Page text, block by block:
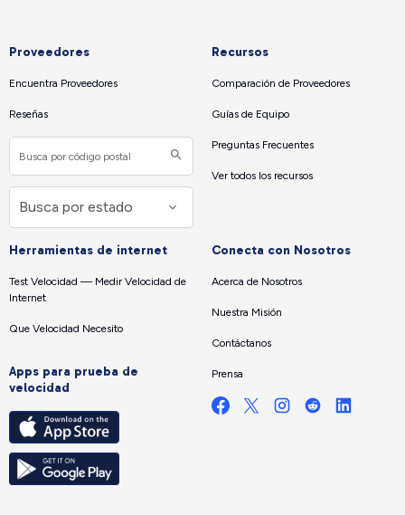
Proveedores
Encuentra Proveedores
Reseñas
Recursos
Comparación de Proveedores
Guías de Equipo
Preguntas Frecuentes
Ver todos los recursos
Herramientas de internet
Test Velocidad — Medir Velocidad de
Internet
Que Velocidad Necesito
Apps para prueba de
velocidad
Conecta con Nosotros
Acerca de Nosotros
Nuestra Misión
Contáctanos
Prensa